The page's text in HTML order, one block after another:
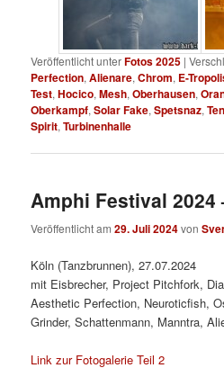
Veröffentlicht unterFotos 2025 |
Perfection,Alienare,Chrom, E-
Test,Hocico,Mesh,Oberhausen,
Oberkampf,Solar Fake,Spetsnaz,
Spirit,Turbinenhalle
Amphi Festival 2024
Veröffentlicht am29. Juli 2024von
Köln (Tanzbrunnen), 27.07.2024
mit Eisbrecher, Project Pitchfork,
Aesthetic Perfection, Neuroticfish,
Grinder, Schattenmann, Manntra,
Link zur Fotogalerie Teil 2